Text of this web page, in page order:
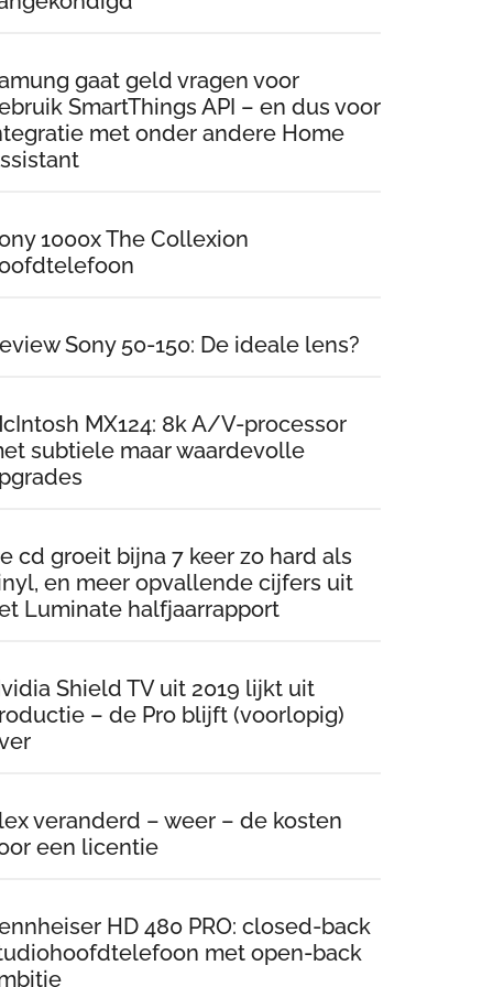
gaat geld vragen voor
SmartThings API – en dus voor
met onder andere Home
1000x The Collexion
Sony 50-150: De ideale lens?
MX124: 8k A/V-processor
subtiele maar waardevolle
cd groeit bijna 7 keer zo hard als
en meer opvallende cijfers uit
Luminate halfjaarrapport
Shield TV uit 2019 lijkt uit
– de Pro blijft (voorlopig)
veranderd – weer – de kosten
een licentie
HD 480 PRO: closed-back
met open-back